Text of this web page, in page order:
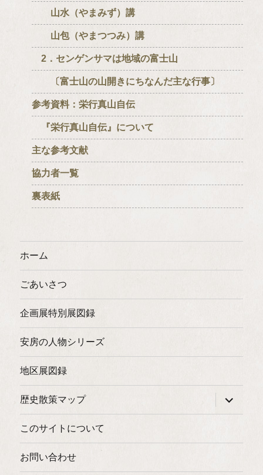
山水（やまみず）講
山包（やまつつみ）講
2．センゲンサマは地域の富士山
〔富士山の山開きにちなんだ主な行事〕
参考資料：栄行真山自伝
『栄行真山自伝』について
主な参考文献
協力者一覧
裏表紙
ホーム
ごあいさつ
企画展特別展図録
安房の人物シリーズ
地区展図録
歴史散策マップ
ブ
メ
ー
開
このサイトについて
お問い合わせ